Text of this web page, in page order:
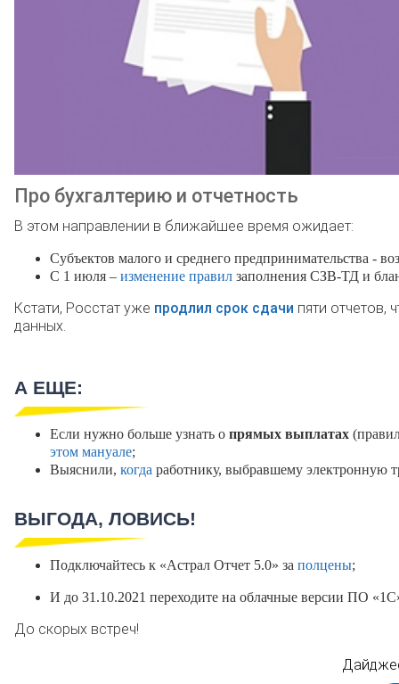
Про бухгалтерию и отчетность
В этом направлении в ближайшее время ожидает:
Субъектов малого и среднего предпринимательства -
С 1 июля – изменение правил заполнения СЗВ-ТД и
Кстати, Росстат уже продлил срок сдачи пяти отчетов,
данных.
А ЕЩЕ:
Если нужно больше узнать о прямых выплатах
этом мануале;
Выяснили, когда работнику, выбравшему электронную
ВЫГОДА, ЛОВИСЬ!
Подключайтесь к «Астрал Отчет 5.0» за полцены;
И до 31.10.2021 переходите на облачные версии ПО
До скорых встреч!